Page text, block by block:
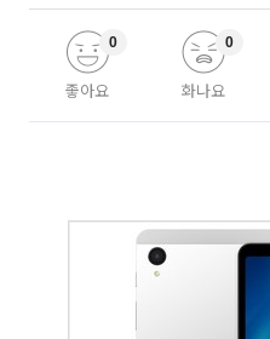
좋아요
0
화나요
0